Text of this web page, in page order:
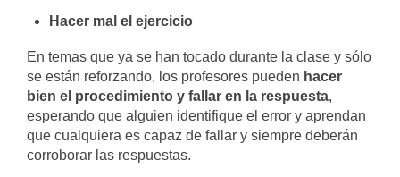
Hacer mal el ejercicio
En temas que ya se han tocado durante la clase y sólo
se están reforzando, los profesores pueden hacer
bien el procedimiento y fallar en la respuesta,
esperando que alguien identifique el error y aprendan
que cualquiera es capaz de fallar y siempre deberán
corroborar las respuestas.